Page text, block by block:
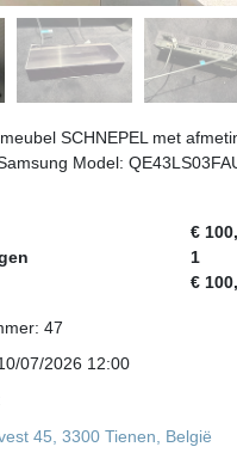
SCHNEPEL met
Model:
€
1
€
47
07/2026 12:00
45, 3300 Tienen, België